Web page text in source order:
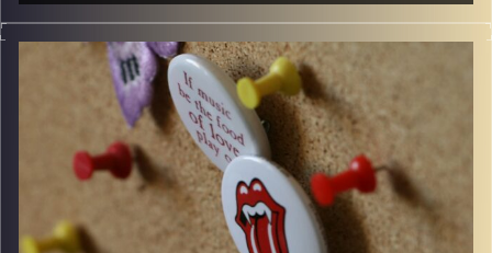
קלאסיקות רוק עם אורן הוף.
włodi